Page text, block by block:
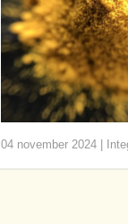
04 november 2024